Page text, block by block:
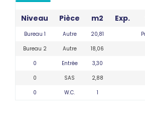
Niveau Pièce m2 Exp.
Bureau 1 Autre 20,81
Bureau 2
Autre
18,06
0
Entrée
3,30
0
SAS
2,88
0
W.C. 1